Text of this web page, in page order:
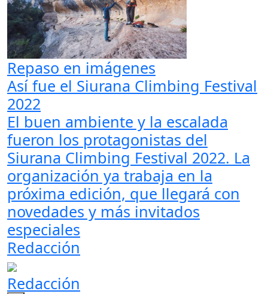
Repaso en imágenes
Así fue el Siurana Climbing Festival
2022
El buen ambiente y la escalada
fueron los protagonistas del
Siurana Climbing Festival 2022. La
organización ya trabaja en la
próxima edición, que llegará con
novedades y más invitados
especiales
Redacción
Redacción